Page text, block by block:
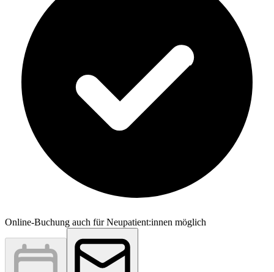
Online-Buchung auch für Neupatient:innen möglich